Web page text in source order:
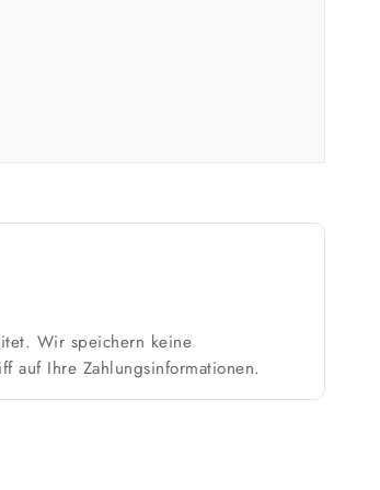
abweichen. Für 10 % Reserve wird automatisch
Wir speichern keine
auf Ihre Zahlungsinformationen.